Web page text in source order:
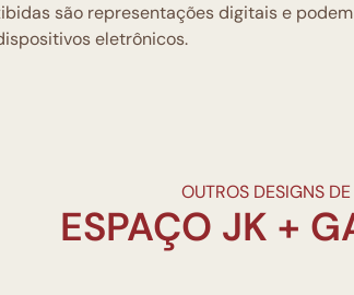
são representações digitais e podem
eletrônicos.
OUTROS DESIGNS DE